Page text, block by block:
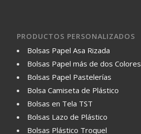
PRODUCTOS PERSONALIZADOS
Bolsas Papel Asa Rizada
Bolsas Papel más de dos Colores
Bolsas Papel Pastelerías
Bolsa Camiseta de Plástico
Bolsas en Tela TST
Bolsas Lazo de Plástico
Bolsas Plástico Troquel